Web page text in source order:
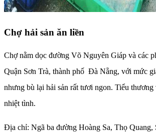
Chợ hải sản ăn liền
Chợ nằm dọc đường Võ Nguyên Giáp và các
Quận Sơn Trà, thành phố Đà Nẵng, với mức
nhưng bù lại hải sản rất tươi ngon. Tiểu
nhiệt tình.
Địa chỉ: Ngã ba đường Hoàng Sa, Thọ Quang,